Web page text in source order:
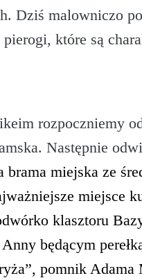
Dziś malowniczo
które są
rozpoczniemy
Następnie
brama miejska ze
miejsce
klasztoru
będącym
pomnik